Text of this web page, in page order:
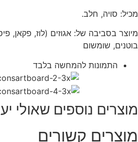
מכיל: סויה, חלב.
מיוצר בסביבה של: אגוזים (לוז, פקאן,
בוטנים, שומשום
התמונות להמחשה בלבד
מוצרים נוספים שאולי
מוצרים קשורים